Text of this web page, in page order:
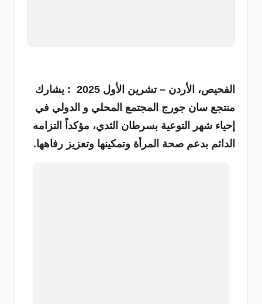
الفحيص، الأردن – تشرين الأول 2025 : يشارك
منتجع سان جورج المجتمع المحلي و الدولي في
إحياء شهر التوعية بسرطان الثدي، مؤكداً التزامه
الدائم بدعم صحة المرأة وتمكينها وتعزيز رفاهها.